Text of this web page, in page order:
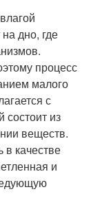
дно, где
процесс
малого
с
состоит из
веществ.
в качестве
и